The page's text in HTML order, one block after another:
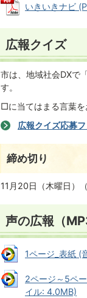
いきいきナビ
広報クイズ
市は、地域社会DXで
す。
□に当てはまる言葉を
広報クイズ応募
締め切り
11月20日（木曜日）（
声の広報（
1ページ_表紙 (
2ページ～5ペ
イル: 4.0MB)